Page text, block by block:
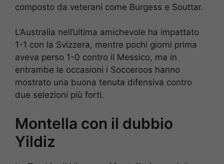
composto da veterani come Burgess e Souttar.
L’Australia nell’ultima amichevole ha impattato
1-1 con la Svizzera, mentre pochi giorni prima
aveva perso 1-0 contro il Messico, ma in
entrambe le occasioni i Socceroos hanno
mostrato una buona tenuta difensiva contro
due selezioni più forti.
Montella con il dubbio
Yildiz